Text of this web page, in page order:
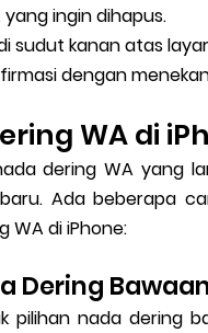
ingin dihapus.
sudut kanan atas
dengan
WA di
dering WA yang
Ada beberapa
WA di iPhone:
Dering
pilihan nada dering